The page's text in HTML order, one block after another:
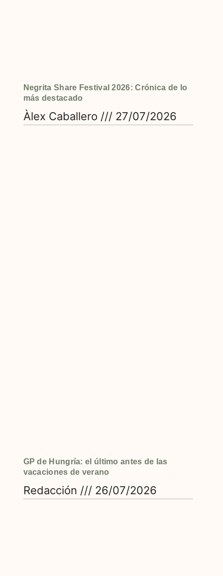
Negrita Share Festival 2026: Crónica de lo
más destacado
Àlex Caballero 27/07/2026
GP de Hungría: el último antes de las
vacaciones de verano
Redacción 26/07/2026